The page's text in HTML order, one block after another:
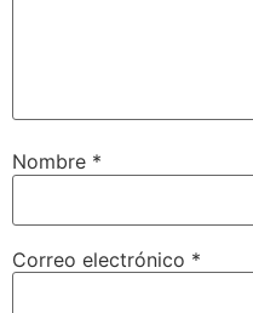
Nombre *
Correo electrónico *